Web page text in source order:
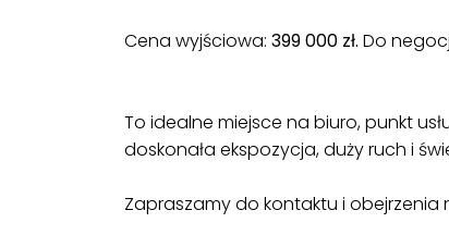
Cena wyjściowa: 399 000 zł. Do
To idealne miejsce na biuro, punkt
doskonała ekspozycja, duży ruch i
Zapraszamy do kontaktu i obejrzenia